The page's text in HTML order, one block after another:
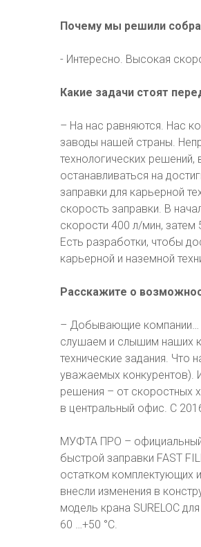
Почему мы решили
- Интересно. Высокая
Какие задачи стоят
– На нас равняются. Нас
заводы нашей страны.
технологических
останавливаться на
заправки для карьерной
скорость заправки. В
скорости 400 л/мин,
Есть разработки, чтобы
карьерной и наземной
Расскажите о
– Добывающие компании…
слушаем и слышим наших
технические задания. Что
уважаемых конкурентов).
решения – от скоростных
в центральный офис. С
МУФТА ПРО – официальный
быстрой заправки FAST
остатком комплектующих
внесли изменения в
модель крана SURELOC
60 …+50 °С.